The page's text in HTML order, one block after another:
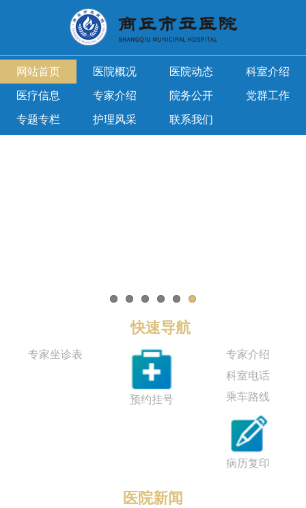
网站首页 医院概况 医院动态 科室介绍
医疗信息 专家介绍 院务公开 党群工作
专题专栏 护理风采 联系我们
快速导航
专家坐诊表
预约挂号
专家介绍
科室电话
乘车路线
病历复印
医院新闻